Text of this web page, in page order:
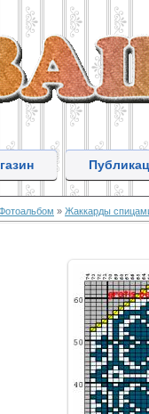
» Жаккарды